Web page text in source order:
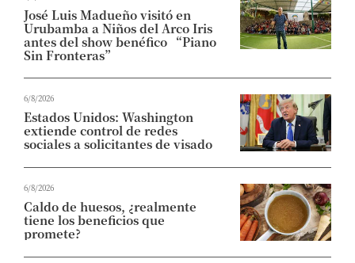
José Luis Madueño visitó en
Urubamba a Niños del Arco Iris
antes del show benéfico “Piano
Sin Fronteras”
6/8/2026
Estados Unidos: Washington
extiende control de redes
sociales a solicitantes de visado
6/8/2026
Caldo de huesos, ¿realmente
tiene los beneficios que
promete?